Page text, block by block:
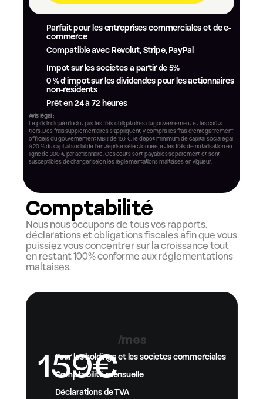
Parfait pour les entreprises commerciales et de e-
commerce
Compatible avec Revolut, Stripe, PayPal
Impôt sur les sociétés à partir de 5%
0 % d'impôt sur les dividendes pour les actionnaires
non-résidents
Prêt en 24 à 72 heures
Avis légal :
Le prix indiqué n'inclut pas les frais obligatoires du gouvernement et les coûts
tiers. Des frais supplémentaires s'appliquent, y compris les frais d'enregistrement
officiels du gouvernement MBR de 150 €, le dépôt minimum de capital social égal
à 20 % du capital social de l'entreprise sélectionnée, et les frais de notarisation en
ligne de 300 € par actionnaire. Ces coûts sont payables séparément et sont
susceptibles de changer selon les réglementations maltaises en vigueur.
Comptabilité
Nous nous occupons de tous vos rapports,
déclarations et obligations fiscales afin que vous
puissiez vous concentrer sur la croissance tout
en restant 100% conforme aux réglementations
maltaises.
159€
/mes
Pour les holdings et les sociétés commerciales
Comptabilité mensuelle
Déclarations de TVA